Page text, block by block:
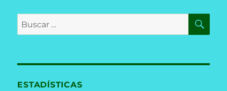
Buscar
por:
ESTADÍSTICAS